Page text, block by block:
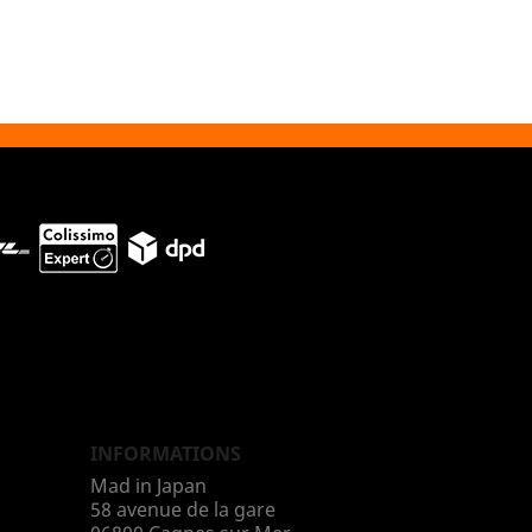
INFORMATIONS
Mad in Japan
58 avenue de la gare